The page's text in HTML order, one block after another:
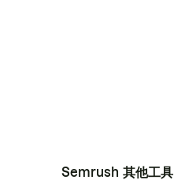
Semrush 其他工具